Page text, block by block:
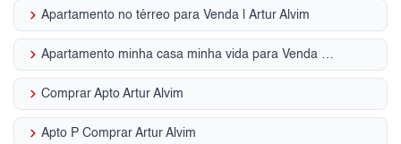
keyboard_arrow_right Apartamento no térreo para Venda | Artur Alvim
keyboard_arrow_right Apartamento minha casa minha vida para Venda | Artur Alvim
keyboard_arrow_right Comprar Apto Artur Alvim
keyboard_arrow_right Apto P Comprar Artur Alvim